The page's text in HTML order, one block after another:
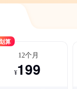
算
12个月
¥199